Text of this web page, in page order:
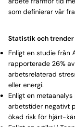
som definierar vår
Statistik och trender
Enligt en studie från
rapporterade 26%
arbetsrelaterad
eller energi.
Enligt en
arbetstider negativt
ökad risk för hjärt-